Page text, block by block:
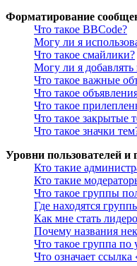
Форматирование
Что такое BBCode?
Могу ли я
Что такое смайлики?
Могу ли я
Что такое важные
Что такое
Что такое
Что такое закрытые
Что такое значки
Уровни пользователей и
Кто такие
Кто такие
Что такое группы
Где находятся
Как мне стать
Почему названия
Что такое группа
Что означает